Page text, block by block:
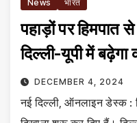
News भारत
पहाड़ों पर हिमपात
दिल्ली-यूपी में बढ़ेगा
DECEMBER 4, 2024
नई दिल्ली, ऑनलाइन डेस्क